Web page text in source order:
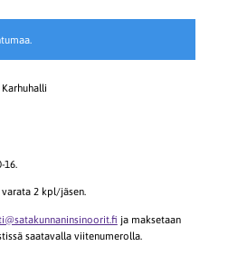
Karhuhalli
16.
2 kpl/jäsen.
ja maksetaan
saatavalla viitenumerolla.